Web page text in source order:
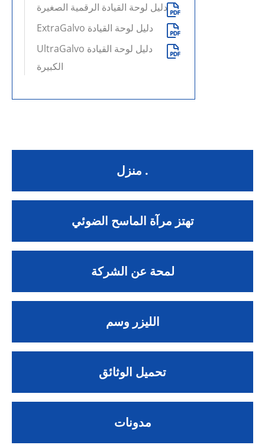
دليل لوحة القيادة الرقمية الصغيرة
ExtraGalvo دليل لوحة القيادة 
UltraGalvo دليل لوحة القيادة
الكبيرة

منزل .
تهتز مرآة الماسح الضوئي
لمحة عن الشركة
الليزر وسم
تحميل الوثائق
مدونات